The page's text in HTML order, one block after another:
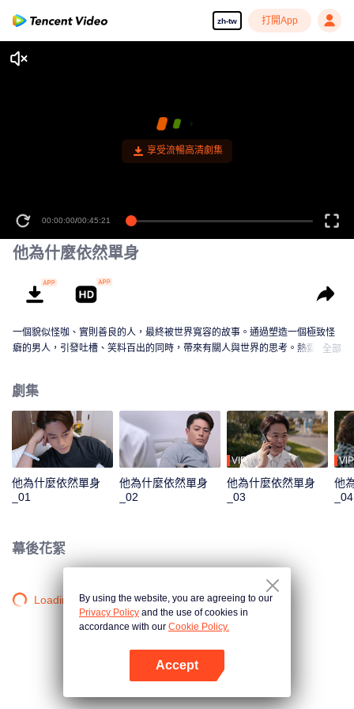
zh-tw 打開App
享受流暢高清劇集
00:00:00/00:45:21
他為什麼依然單身
一個貌似怪咖、實則善良的人，最終被世界寬容的故事。通過塑造一個極致怪
癖的男人，引發吐槽、笑料百出的同時，帶來有關人與世界的思考。熱愛生活
神，他將如何應對，最終抱得美人歸。食無定味，適口者珍！沒有不結婚的男
人，只是沒有找到適配的那個人罷了。
全部
劇集
他為什麼依然單身
_01
他為什麼依然單身
_02
VIP
他為什麼依然單身
_03
VIP
他
_04
幕後花絮
Loading…By using the website, you are agreeing to our
Privacy Policy and the use of cookies in
accordance with our Cookie Policy.
Accept